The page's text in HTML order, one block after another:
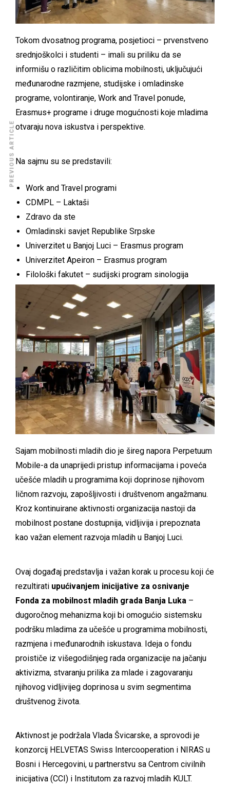
Tokom dvosatnog programa, posjetioci – prvenstveno
srednjoškolci i studenti – imali su priliku da se
informišu o različitim oblicima mobilnosti, uključujući
međunarodne razmjene, studijske i omladinske
programe, volontiranje, Work and Travel ponude,
Erasmus+ programe i druge mogućnosti koje mladima
otvaraju nova iskustva i perspektive.
Na sajmu su se predstavili:
Work and Travel programi
CDMPL – Laktaši
Zdravo da ste
Omladinski savjet Republike Srpske
Univerzitet u Banjoj Luci – Erasmus program
Univerzitet Apeiron – Erasmus program
Filološki fakutet – sudijski program sinologija
Sajam mobilnosti mladih dio je šireg napora Perpetuum
Mobile-a da unaprijedi pristup informacijama i poveća
učešće mladih u programima koji doprinose njihovom
ličnom razvoju, zapošljivosti i društvenom angažmanu.
Kroz kontinuirane aktivnosti organizacija nastoji da
mobilnost postane dostupnija, vidljivija i prepoznata
kao važan element razvoja mladih u Banjoj Luci.
Ovaj događaj predstavlja i važan korak u procesu koji će
rezultirati upućivanjem inicijative za osnivanje
Fonda za mobilnost mladih grada Banja Luka –
dugoročnog mehanizma koji bi omogućio sistemsku
podršku mladima za učešće u programima mobilnosti,
razmjena i međunarodnih iskustava. Ideja o fondu
proističe iz višegodišnjeg rada organizacije na jačanju
aktivizma, stvaranju prilika za mlade i zagovaranju
njihovog vidljivijeg doprinosa u svim segmentima
društvenog života.
Aktivnost je podržala Vlada Švicarske, a sprovodi je
konzorcij HELVETAS Swiss Intercooperation i NIRAS u
Bosni i Hercegovini, u partnerstvu sa Centrom civilnih
inicijativa (CCI) i Institutom za razvoj mladih KULT.
PREVIOUS ARTICLE